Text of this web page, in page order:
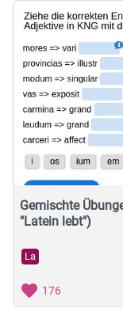
Gemischte
"Latein lebt")
La
176